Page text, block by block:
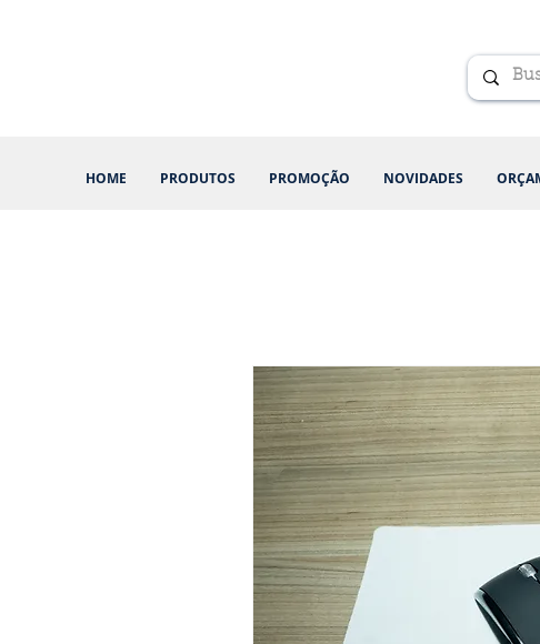
HOME PRODUTOS PROMOÇÃO NOVIDADES